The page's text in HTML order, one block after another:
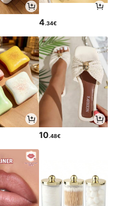
4.34€
10.48€